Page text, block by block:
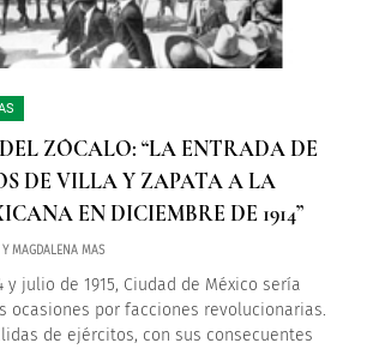
ZÓCALO: “LA ENTRADA DE
DE VILLA Y ZAPATA A LA
EN DICIEMBRE DE 1914”
Y MAGDALENA MAS
y julio de 1915, Ciudad de México sería
ocasiones por facciones revolucionarias.
de ejércitos, con sus consecuentes